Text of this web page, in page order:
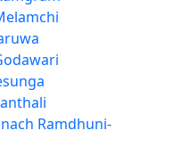
Ramdhuni-